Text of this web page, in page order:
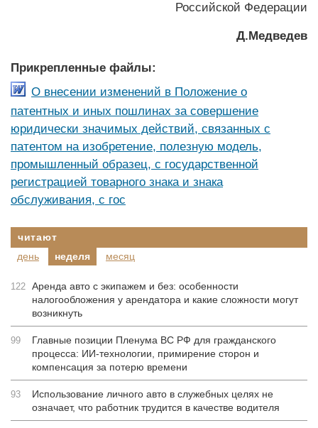
Российской Федерации
Д.Медведев
Прикрепленные файлы:
О внесении изменений в Положение о
патентных и иных пошлинах за совершение
юридически значимых действий, связанных с
патентом на изобретение, полезную модель,
промышленный образец, с государственной
регистрацией товарного знака и знака
обслуживания, с гос
читают
день
неделя месяц
122 Аренда авто с экипажем и без: особенности
налогообложения у арендатора и какие сложности могут
возникнуть
99
Главные позиции Пленума ВС РФ для гражданского
процесса: ИИ-технологии, примирение сторон и
компенсация за потерю времени
93
Использование личного авто в служебных целях не
означает, что работник трудится в качестве водителя